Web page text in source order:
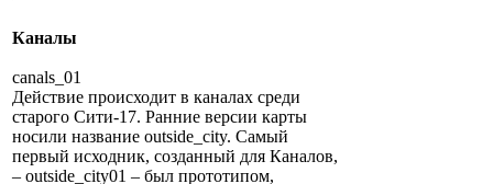
Каналы
canals_01
Действие происходит в каналах среди
старого Сити-17. Ранние версии карты
носили название outside_city. Самый
первый исходник, созданный для Каналов,
– outside_city01 – был прототипом,